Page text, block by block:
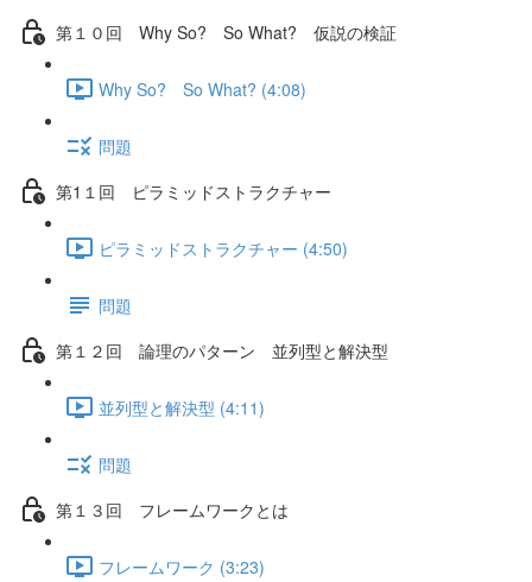
第１０回 Why So? So What? 仮説の検証
Why So? So What? (4:08)
問題
第1１回 ピラミッドストラクチャー
ピラミッドストラクチャー (4:50)
問題
第１２回 論理のパターン 並列型と解決型
並列型と解決型 (4:11)
問題
第１３回 フレームワークとは
フレームワーク (3:23)